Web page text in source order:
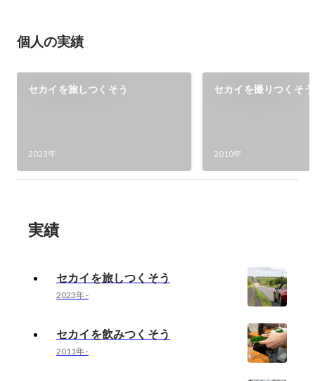
個人の実績
セカイを旅しつくそう
2023年
セカイを撮りつくそう
2010年
実績
セカイを旅しつくそう
2023年-
セカイを飲みつくそう
2011年-